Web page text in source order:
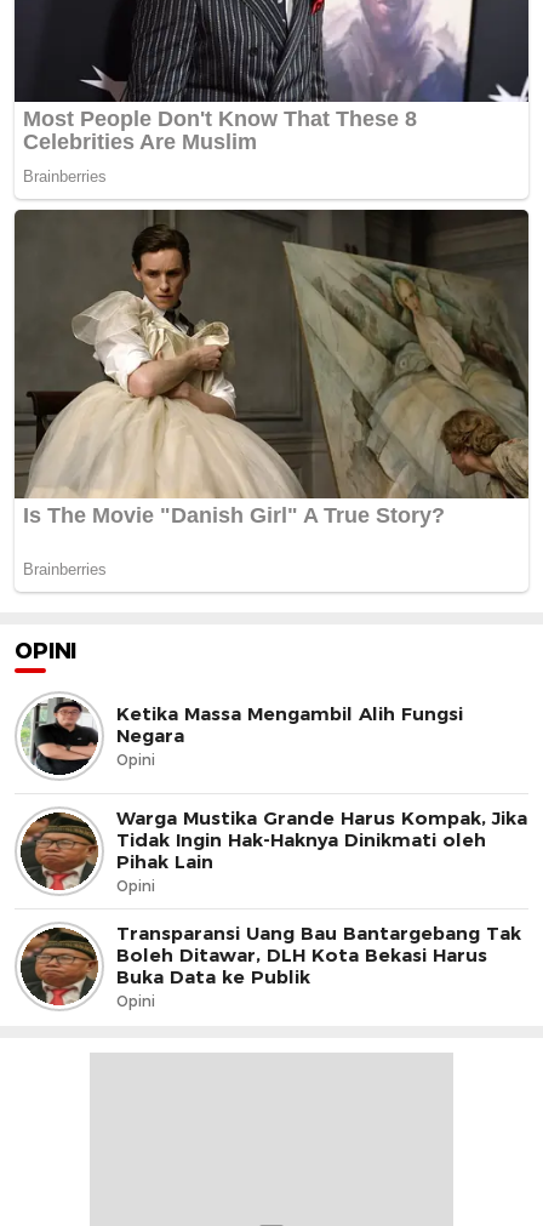
OPINI
Ketika Massa Mengambil Alih Fungsi
Negara
Opini
Warga Mustika Grande Harus Kompak, Jika
Tidak Ingin Hak-Haknya Dinikmati oleh
Pihak Lain
Opini
Transparansi Uang Bau Bantargebang Tak
Boleh Ditawar, DLH Kota Bekasi Harus
Buka Data ke Publik
Opini